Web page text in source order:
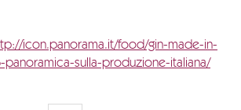
icon.panorama.it/food/gin-made-in-
panoramica-sulla-produzione-italiana/